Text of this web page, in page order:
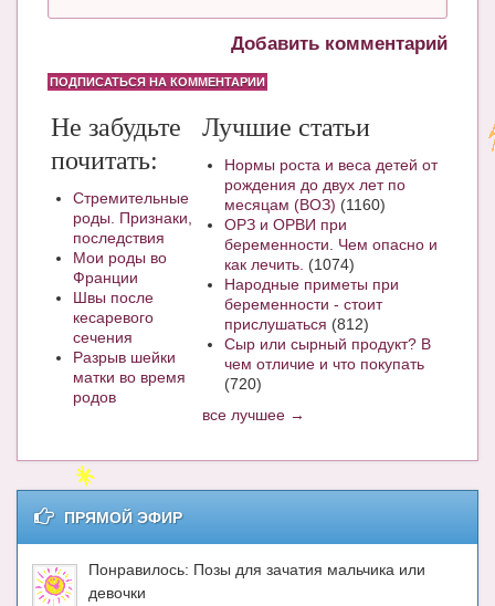
Добавить комментарий
ПОДПИСАТЬСЯ НА КОММЕНТАРИИ
Не забудьте
почитать:
Стремительные
роды. Признаки,
последствия
Мои роды во
Франции
Швы после
кесаревого
сечения
Разрыв шейки
матки во время
родов
Лучшие статьи
Нормы роста и веса детей от
рождения до двух лет по
месяцам (ВОЗ) (1160)
ОРЗ и ОРВИ при
беременности. Чем опасно и
как лечить. (1074)
Народные приметы при
беременности - стоит
прислушаться (812)
Сыр или сырный продукт? В
чем отличие и что покупать
(720)
все лучшее →
ПРЯМОЙ ЭФИР
Понравилось: Позы для зачатия мальчика или
девочки